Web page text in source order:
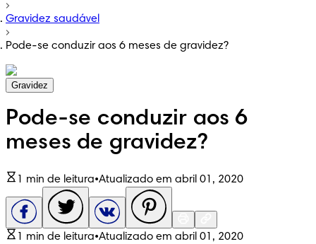
Gravidez saudável
Pode-se conduzir aos 6 meses de gravidez?
Gravidez
Pode-se conduzir aos 6
meses de gravidez?
1 min de leitura•Atualizado em abril 01, 2020
1 min de leitura•Atualizado em abril 01, 2020